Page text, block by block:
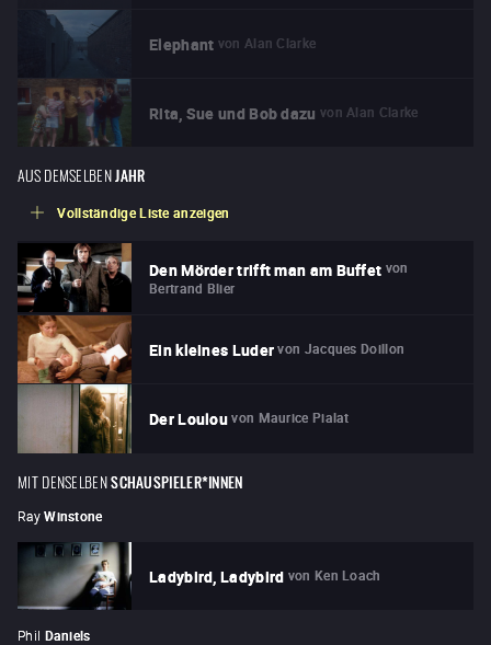
Elephant von Alan Clarke
Rita, Sue und Bob dazu von Alan Clarke
AUS DEMSELBENJAHR
Vollständige Liste anzeigen
Den Mörder trifft man am Buffet von
Bertrand Blier
Ein kleines Luder von Jacques Doillon
Der Loulou von Maurice Pialat
MIT DENSELBENSCHAUSPIELER*INNEN
Ray Winstone
Ladybird, Ladybird von Ken Loach
Phil Daniels